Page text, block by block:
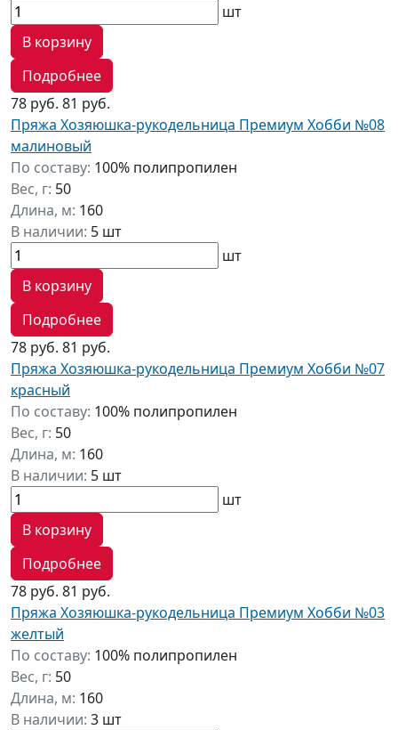
шт
В корзину
Подробнее
78 руб. 81 руб.
Пряжа Хозяюшка-рукодельница Премиум Хобби №08
малиновый
По составу: 100% полипропилен
Вес, г: 50
Длина, м: 160
В наличии: 5 шт
шт
В корзину
Подробнее
78 руб. 81 руб.
Пряжа Хозяюшка-рукодельница Премиум Хобби №07
красный
По составу: 100% полипропилен
Вес, г: 50
Длина, м: 160
В наличии: 5 шт
шт
В корзину
Подробнее
78 руб. 81 руб.
Пряжа Хозяюшка-рукодельница Премиум Хобби №03
желтый
По составу: 100% полипропилен
Вес, г: 50
Длина, м: 160
В наличии: 3 шт